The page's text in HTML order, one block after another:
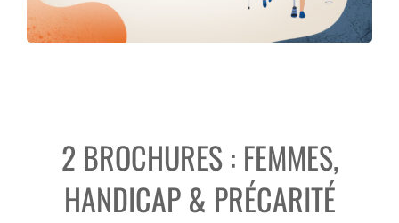
2 BROCHURES : FEMMES,
HANDICAP & PRÉCARITÉ